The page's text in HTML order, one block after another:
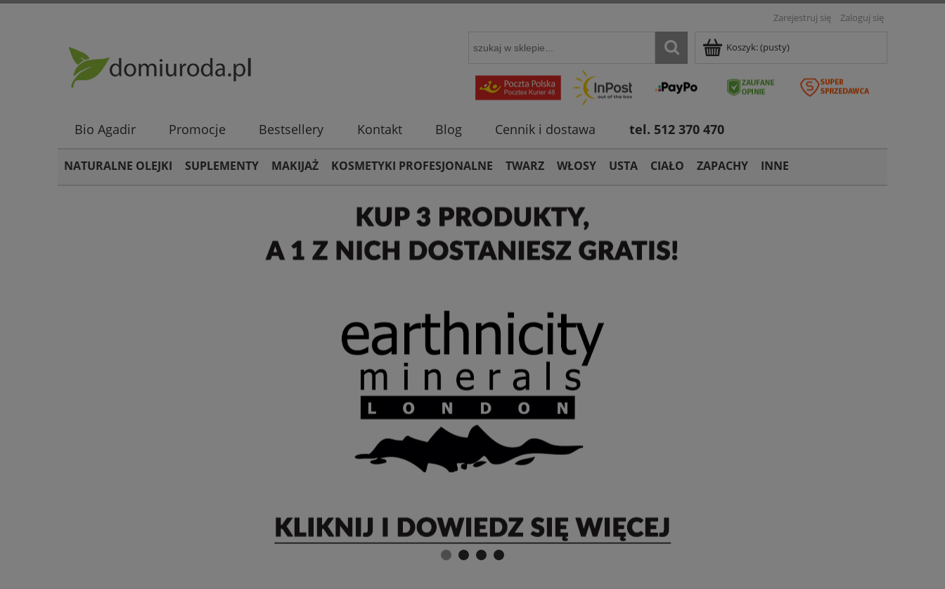
Zarejestruj się Zaloguj się
Koszyk:(pusty)
Bio Agadir Promocje Bestsellery Kontakt Blog Cennik i dostawa tel. 512 370 470
NATURALNE OLEJKI SUPLEMENTY MAKIJAŻ KOSMETYKI PROFESJONALNE TWARZ WŁOSY USTA CIAŁO ZAPACHY INNE